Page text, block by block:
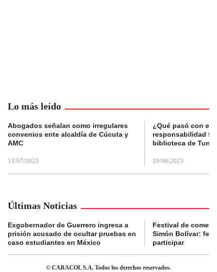
Lo más leído
Abogados señalan como irregulares
convenios ente alcaldía de Cúcuta y
AMC
13/07/2023
¿Qué pasó con el
responsabilidad
biblioteca de
29/08/2023
Últimas Noticias
Exgobernador de Guerrero ingresa a
prisión acusado de ocultar pruebas en
caso estudiantes en México
Festival de
Simón Bolívar:
participar
© CARACOL S.A. Todos los derechos reservados.